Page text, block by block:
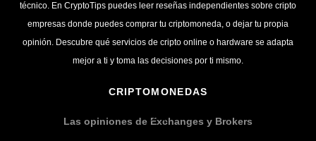
técnico. En CryptoTips puedes leer reseñas independientes sobre cripto
empresas donde puedes comprar tu criptomoneda, o dejar tu propia
opinión. Descubre qué servicios de cripto online o hardware se adapta
mejor a ti y toma las decisiones por ti mismo.
CRIPTOMONEDAS
Las opiniones de Exchanges y Brokers